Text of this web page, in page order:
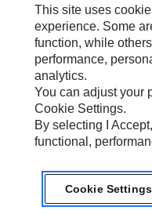
Caterpillar.com
Caterpillar에 문의
내 마케팅 기본 설정
사이트 맵
This site uses
experience. Some
function, while
performance,
analytics.
You can adjust your
Cookie Settings.
By selecting I
functional,
Cookie Settings